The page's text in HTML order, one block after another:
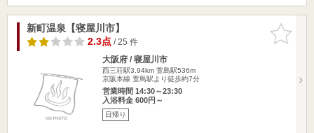
お気に入
りに追加
新町温泉【寝屋川市】
2.3点/ 25 件
大阪府 / 寝屋川市
西三荘駅3.94km 萱島駅536m
京阪本線 萱島駅より徒歩約7分
営業時間 14:30～23:30
入浴料金 600円～
日帰り